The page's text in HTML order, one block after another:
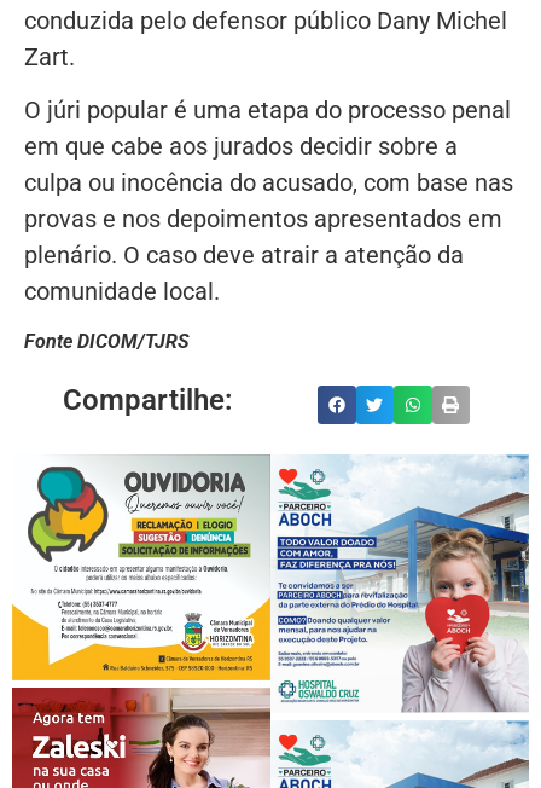
conduzida pelo defensor público Dany Michel
Zart.
O júri popular é uma etapa do processo penal
em que cabe aos jurados decidir sobre a
culpa ou inocência do acusado, com base nas
provas e nos depoimentos apresentados em
plenário. O caso deve atrair a atenção da
comunidade local.
Fonte DICOM/TJRS
Compartilhe: